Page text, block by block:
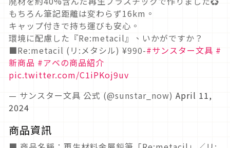
もちろん筆記距離は変わらず16km。
キャップ付きで持ち運びも安心。
環境に配慮した『Re:metacil』、いかがですか？
■Re:metacil (リ:メタシル) ¥990-#サンスター文具 #
新商品 #アベの商品紹介
pic.twitter.com/C1iPKoj9uv
— サンスター文具 公式 (@sunstar_now) April 11,
2024
商品資訊